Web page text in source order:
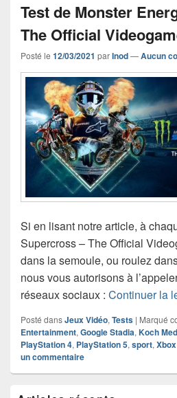
Test de Monster
The Official
Posté le 12/03/2021 parInod—Aucun
Si en lisant notre article, à
Supercross – The Official
dans la semoule, ou roulez
nous vous autorisons à
réseaux sociaux : Continuer la
Posté dansJeux Vidéo, Tests | Marqué
Entertainment, Google Stadia, Koch
PlayStation 4, PlayStation 5, sport,
un commentaire